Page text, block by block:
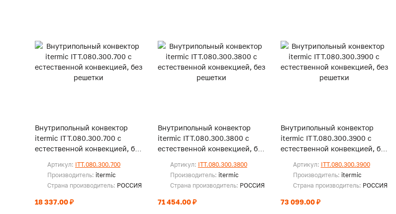
Внутрипольный конвектор
itermic ITT.080.300.700 с
естественной конвекцией, без
Артикул: ITT.080.300.700
Производитель: itermic
Страна производитель: РОССИЯ
18 337.00 ₽
Внутрипольный конвектор
itermic ITT.080.300.3800 с
естественной конвекцией, без
Артикул: ITT.080.300.3800
Производитель: itermic
Страна производитель: РОССИЯ
71 454.00 ₽
Внутрипольный конвектор
itermic ITT.080.300.3900 с
естественной конвекцией, без
Артикул: ITT.080.300.3900
Производитель: itermic
Страна производитель: РОССИЯ
73 099.00 ₽